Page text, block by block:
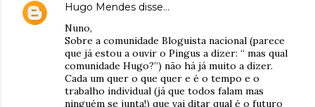
Hugo Mendes disse…
Nuno,
Sobre a comunidade Bloguista nacional (parece
que já estou a ouvir o Pingus a dizer: “ mas qual
comunidade Hugo?”) não há já muito a dizer.
Cada um quer o que quer e é o tempo e o
trabalho individual (já que todos falam mas
ninguém se junta!) que vai ditar qual é o futuro